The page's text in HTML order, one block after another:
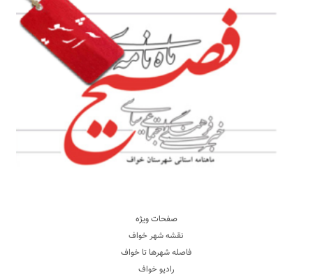
صفحات ویژه
نقشه شهر خواف
فاصله شهرها تا خواف
رادیو خواف